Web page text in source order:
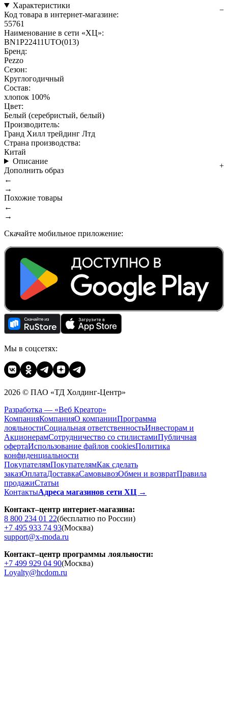
Характеристики
Код товара в интернет-магазине:
55761
Наименование в сети «ХЦ»:
BN1P22411UTO(013)
Бренд:
Pezzo
Сезон:
Круглогодичный
Состав:
хлопок 100%
Цвет:
Белый (серебристый, белый)
Производитель:
Гранд Хилл трейдинг Лтд
Страна производства:
Китай
Описание
Дополнить образ
←
→
Похожие товары
←
→
Скачайте мобильное приложение:
Мы в соцсетях:
2026 © ПАО «ТД Холдинг-Центр»
Разработка — «Веб Креатор»
КомпанияКомпанияО компанииПрограмма
лояльностиСоциальная ответственностьИнвесторам и
АкционерамСотрудничество со стилистамиПубличная
офертаИспользование файлов cookiesПолитика
конфиденциальности
ПокупателямПокупателямКак сделать
заказОплатаДоставкаCамовывозОбмен и возвратПравила
продажиСтатьи
КонтактыАдреса магазинов сети ХЦ →
Контакт–центр интернет-магазина:
8 800 234 01 22(бесплатно по России)
+7 495 933 74 93(Москва)
support@x-moda.ru
Контакт–центр программы лояльности:
+7 499 929 04 90(Москва)
Loyalty@hcdom.ru